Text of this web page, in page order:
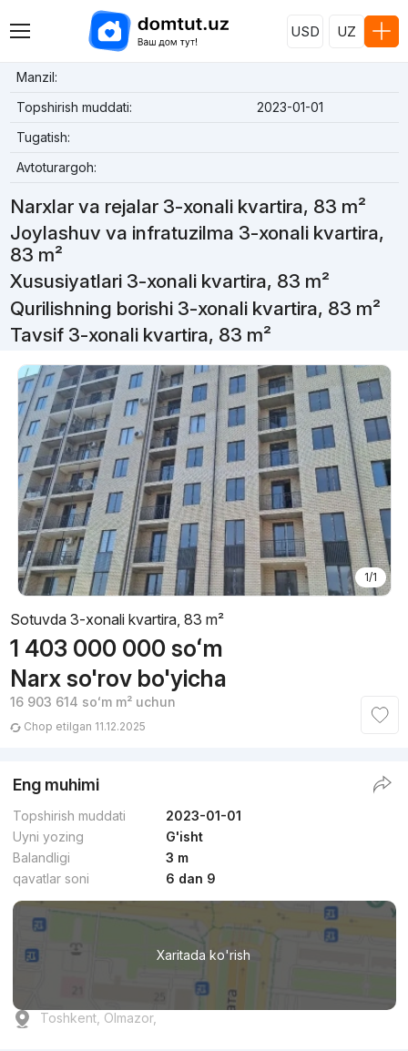
USD UZ
Manzil:
Topshirish muddati:
2023-01-01
Tugatish:
Avtoturargoh:
Narxlar va rejalar 3-xonali kvartira, 83 m²
Joylashuv va infratuzilma 3-xonali kvartira,
83 m²
Xususiyatlari 3-xonali kvartira, 83 m²
Qurilishning borishi 3-xonali kvartira, 83 m²
Tavsif 3-xonali kvartira, 83 m²
1/1
Sotuvda 3-xonali kvartira, 83 m²
1 403 000 000 soʻm
Narx so'rov bo'yicha
16 903 614 soʻmm² uchun
Chop etilgan 11.12.2025
Eng muhimi
Topshirish muddati
2023-01-01
Uyni yozing
G'isht
Balandligi
3 m
qavatlar soni
6 dan 9
Xaritada ko'rish
Toshkent, Olmazor,